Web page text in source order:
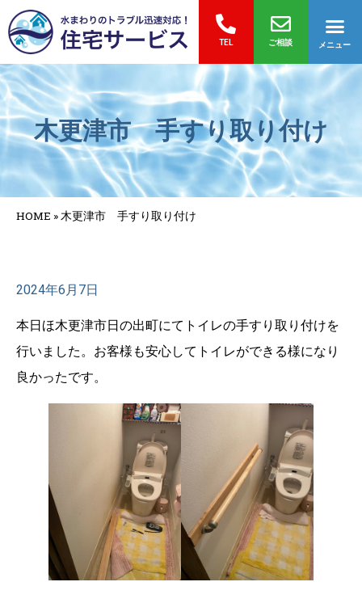
TEL ご相談 メニュー
木更津市 手すり取り付け
HOME »木更津市 手すり取り付け
2024年6月7日
本日ほ木更津市日の出町にてトイレの手すり取り付けを
行いました。お客様も安心してトイレができる様になり
良かったです。